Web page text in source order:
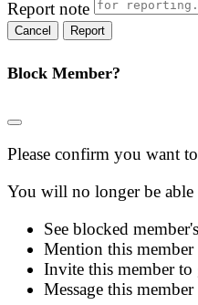
Report note
Report
Block Member?
Please confirm you want
You will no longer be able
See blocked
Mention this member
Invite this member to
Message this member